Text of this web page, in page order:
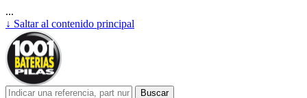
...
↓ Saltar al contenido principal